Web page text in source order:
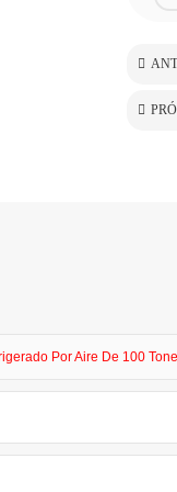
Por Aire De 100